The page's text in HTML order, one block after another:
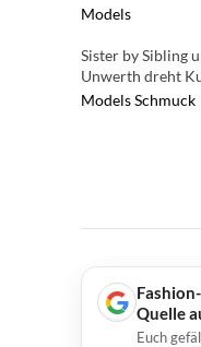
Models
Sister by Sibling
Unwerth dreht
ModelsSchmuck
Quelle
Euch